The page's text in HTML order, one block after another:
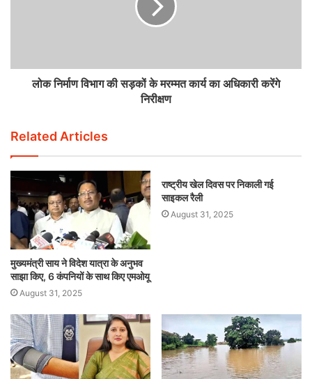
लोक निर्माण विभाग की सड़कों के मरम्मत कार्य का अधिकारी करेंगे
निरीक्षण
Related Articles
मुख्यमंत्री साय ने विदेश यात्रा के अनुभव
साझा किए, 6 कंपनियों के साथ किए एमओयू
August 31, 2025
राष्ट्रीय खेल दिवस पर निकाली गई
साइकल रैली
August 31, 2025